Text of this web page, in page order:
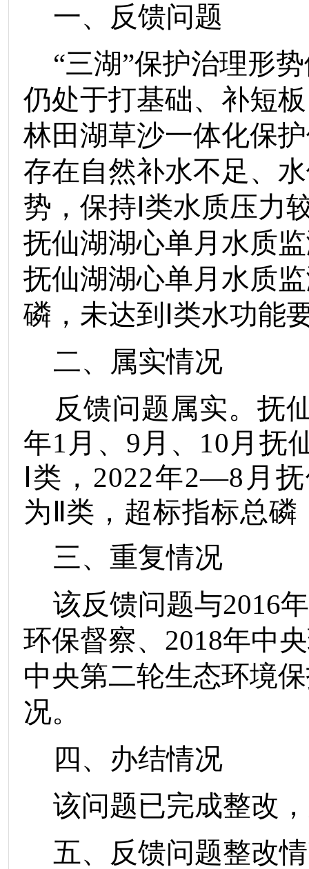
一、反馈问题
“三湖”保护治理形
仍处于打基础、补短
林田湖草沙一体化保
存在自然补水不足、
势，保持Ⅰ类水质压力
抚仙湖湖心单月水质
抚仙湖湖心单月水质
磷，未达到Ⅰ类水功能
二、属实情况
反馈问题属实。抚
年1 月、 9 月、 10 月抚
Ⅰ类， 2022年2—8 月
为Ⅱ类，超标指标总磷
三、重复情况
该反馈问题与2016
环保督察、 2018年中
中央第二轮生态环境
况。
四、办结情况
该问题已完成整改
五、反馈问题整改